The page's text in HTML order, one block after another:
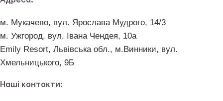
м. Мукачево, вул. Ярослава Мудрого, 14/3
м. Ужгород, вул. Івана Чендея, 10а
Emily Resort, Львівська обл., м.Винники, вул.
Хмельницького, 9Б
Наші контакти: